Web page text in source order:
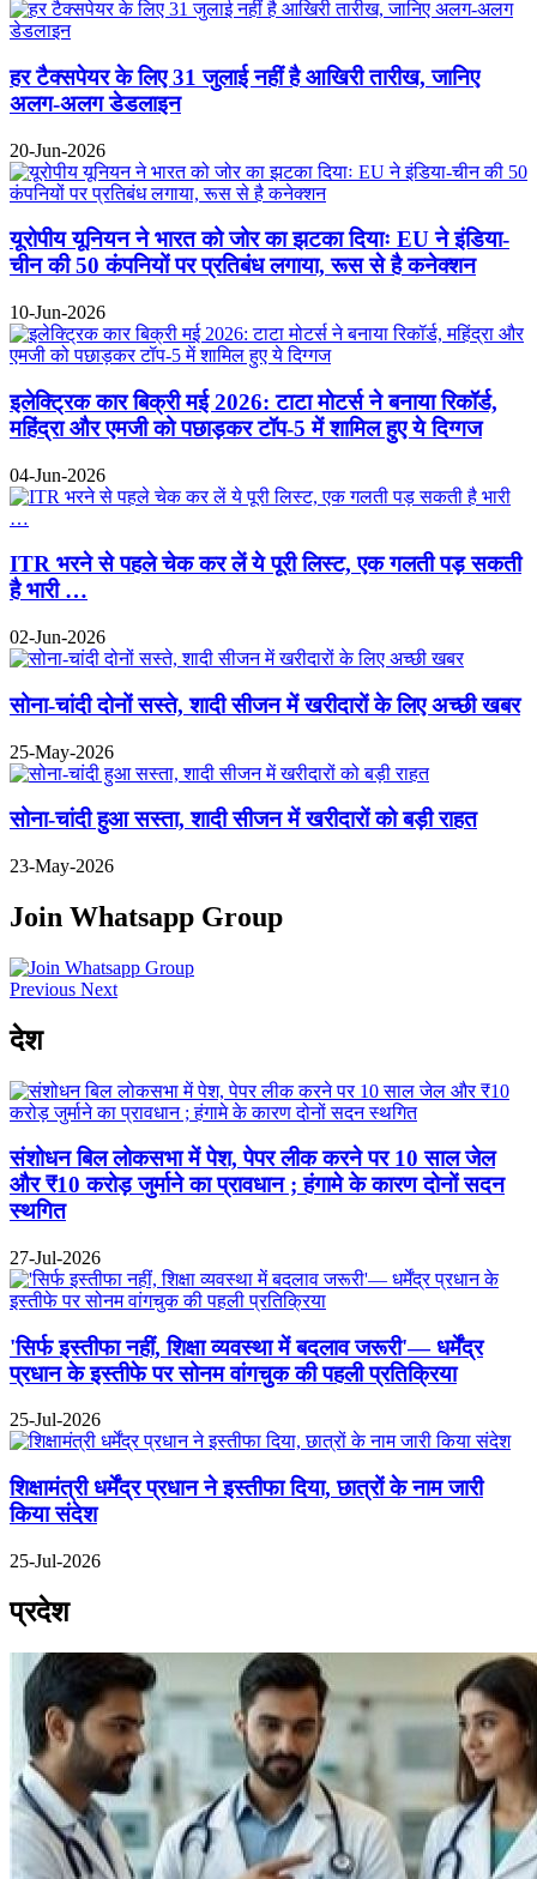
हर टैक्सपेयर के लिए 31 जुलाई नहीं है आखिरी तारीख, जानिए
अलग-अलग डेडलाइन
20-Jun-2026
यूरोपीय यूनियन ने भारत को जोर का झटका दियाः EU ने इंडिया-
चीन की 50 कंपनियों पर प्रतिबंध लगाया, रूस से है कनेक्शन
10-Jun-2026
इलेक्ट्रिक कार बिक्री मई 2026: टाटा मोटर्स ने बनाया रिकॉर्ड,
महिंद्रा और एमजी को पछाड़कर टॉप-5 में शामिल हुए ये दिग्गज
04-Jun-2026
ITR भरने से पहले चेक कर लें ये पूरी लिस्ट, एक गलती पड़ सकती
है भारी …
02-Jun-2026
सोना-चांदी दोनों सस्ते, शादी सीजन में खरीदारों के लिए अच्छी खबर
25-May-2026
सोना-चांदी हुआ सस्ता, शादी सीजन में खरीदारों को बड़ी राहत
23-May-2026
Join Whatsapp Group
Previous Next
देश
संशोधन बिल लोकसभा में पेश, पेपर लीक करने पर 10 साल जेल
और ₹10 करोड़ जुर्माने का प्रावधान ; हंगामे के कारण दोनों सदन
स्थगित
27-Jul-2026
'सिर्फ इस्तीफा नहीं, शिक्षा व्यवस्था में बदलाव जरूरी'— धर्मेंद्र
प्रधान के इस्तीफे पर सोनम वांगचुक की पहली प्रतिक्रिया
25-Jul-2026
शिक्षामंत्री धर्मेंद्र प्रधान ने इस्तीफा दिया, छात्रों के नाम जारी
किया संदेश
25-Jul-2026
प्रदेश